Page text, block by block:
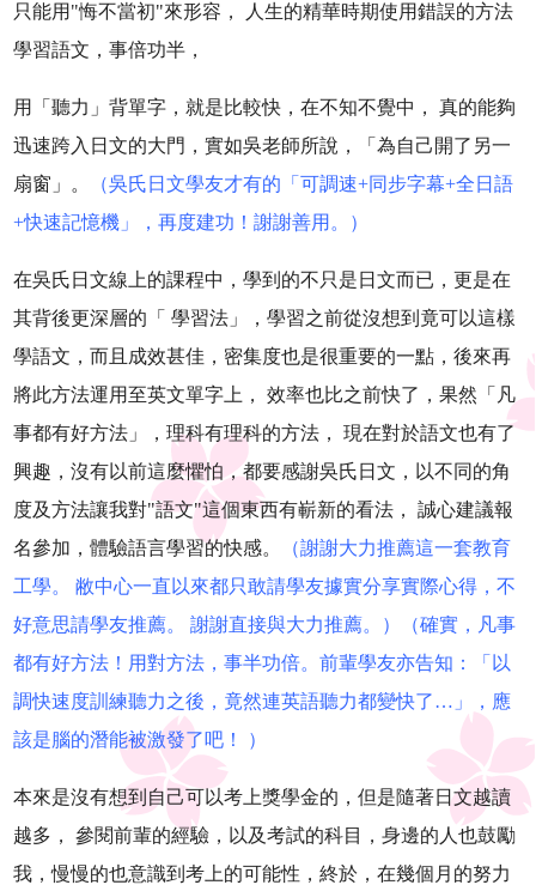
只能用"悔不當初"來形容， 人生的精華時期使用錯誤的方法
學習語文，事倍功半，
用「聽力」背單字，就是比較快，在不知不覺中， 真的能夠
迅速跨入日文的大門，實如吳老師所說，「為自己開了另一
扇窗」。
（吳氏日文學友才有的「可調速+同步字幕+全日語
+快速記憶機」，再度建功！謝謝善用。）
在吳氏日文線上的課程中，學到的不只是日文而已，更是在
其背後更深層的「 學習法」，學習之前從沒想到竟可以這樣
學語文，而且成效甚佳，密集度也是很重要的一點，後來再
將此方法運用至英文單字上， 效率也比之前快了，果然「凡
事都有好方法」，理科有理科的方法， 現在對於語文也有了
興趣，沒有以前這麼懼怕，都要感謝吳氏日文，以不同的角
度及方法讓我對"語文"這個東西有嶄新的看法， 誠心建議報
名參加，體驗語言學習的快感。
（謝謝大力推薦這一套教育
工學。 敝中心一直以來都只敢請學友據實分享實際心得，不
好意思請學友推薦。 謝謝直接與大力推薦。）（確實，凡事
都有好方法！用對方法，事半功倍。前輩學友亦告知：「以
調快速度訓練聽力之後，竟然連英語聽力都變快了…」，應
該是腦的潛能被激發了吧！ ）
本來是沒有想到自己可以考上獎學金的，但是隨著日文越讀
越多， 參閱前輩的經驗，以及考試的科目，身邊的人也鼓勵
我，慢慢的也意識到考上的可能性，終於，在幾個月的努力